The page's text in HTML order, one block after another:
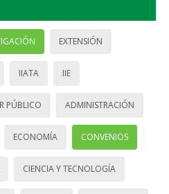
EXTENSIÓN
IIATA IIE
PÚBLICO ADMINISTRACIÓN
ECONOMÍA CONVENIOS
CIENCIA Y TECNOLOGÍA